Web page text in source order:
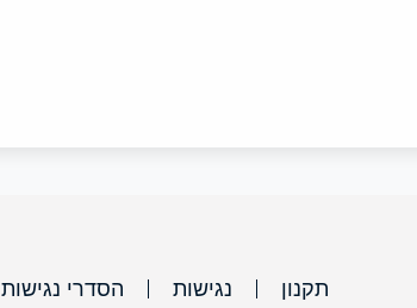
תקנון נגישות הסדרי נגישות